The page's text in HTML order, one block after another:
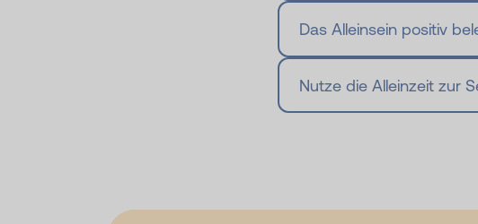
Das Alleinsein positiv
Nutze die Alleinzeit zur